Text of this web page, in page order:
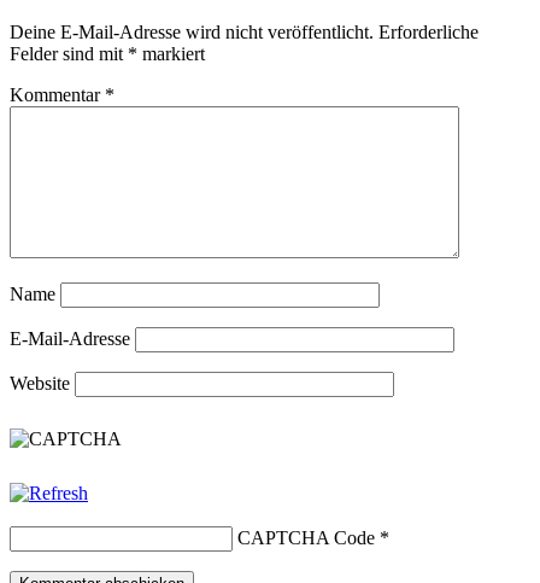
Deine E-Mail-Adresse wird nicht veröffentlicht. Erforderliche
Felder sind mit * markiert
Kommentar *
Name
E-Mail-Adresse
Website
CAPTCHA Code *